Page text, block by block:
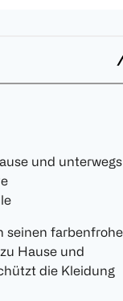
und unterwegs
seinen
Hause und
die Kleidung